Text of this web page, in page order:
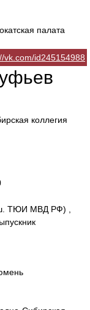
палата
vk.com/id245154988
коллегия
ТЮИ МВД РФ) ,